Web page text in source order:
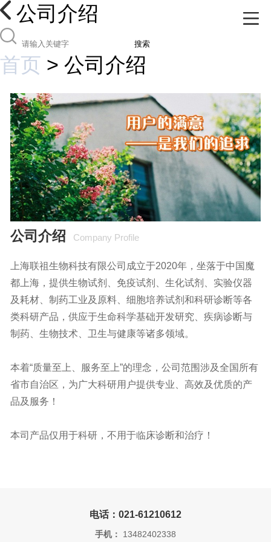
公司介绍
搜索
首页 > 公司介绍
公司介绍 Company Profile
上海联祖生物科技有限公司成立于2020年，坐落于中国魔
都上海，提供生物试剂、免疫试剂、生化试剂、实验仪器
及耗材、制药工业及原料、细胞培养试剂和科研诊断等各
类科研产品，供应于生命科学基础开发研究、疾病诊断与
制药、生物技术、卫生与健康等诸多领域。
本着“质量至上、服务至上”的理念，公司范围涉及全国所有
省市自治区，为广大科研用户提供专业、高效及优质的产
品及服务！
本司产品仅用于科研，不用于临床诊断和治疗！
电话：021-61210612
手机： 13482402338